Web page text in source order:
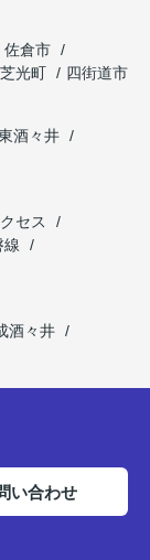
佐倉市
光町
四街道市
酒々井
セス
線
酒々井
い合わせ